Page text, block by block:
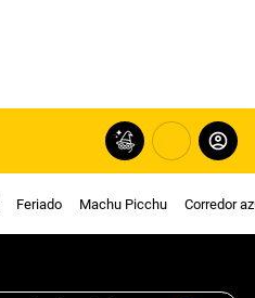
Feriado Machu Picchu Corredor